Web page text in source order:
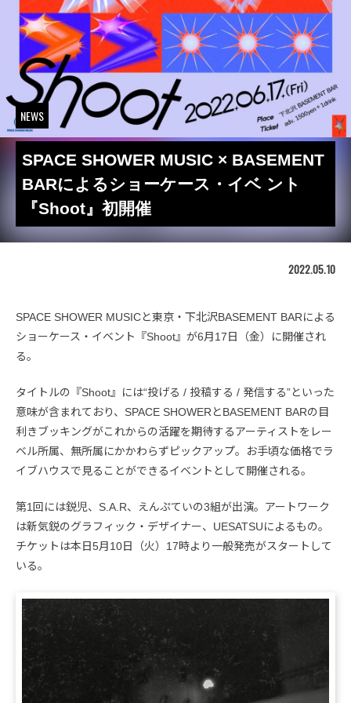
NEWS
SPACE SHOWER MUSIC × BASEMENT
BARによるショーケース・イベ ント
『Shoot』初開催
2022.05.10
SPACE SHOWER MUSICと東京・下北沢BASEMENT BARによる
ショーケース・イベント『Shoot』が6月17日（金）に開催され
る。
タイトルの『Shoot』には“投げる / 投稿する / 発信する”といった
意味が含まれており、SPACE SHOWERとBASEMENT BARの目
利きブッキングがこれからの活躍を期待するアーティストをレー
ベル所属、無所属にかかわらずピックアップ。お手頃な価格でラ
イブハウスで見ることができるイベントとして開催される。
第1回には鋭児、S.A.R、えんぷていの3組が出演。アートワーク
は新気鋭のグラフィック・デザイナー、UESATSUによるもの。
チケットは本日5月10日（火）17時より一般発売がスタートして
いる。